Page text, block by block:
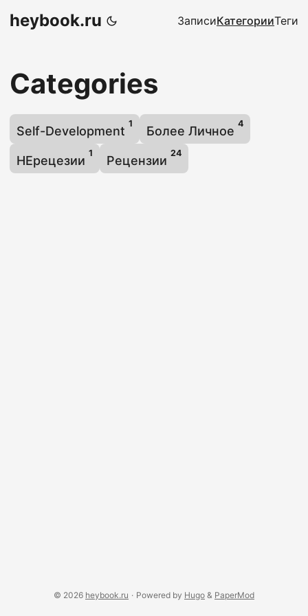
heybook.ru ЗаписиКатегорииТеги
Categories
Self-Development
1
Более Личное
4
НЕрецезии
1
Рецензии
24
© 2026 heybook.ru · Powered by Hugo & PaperMod